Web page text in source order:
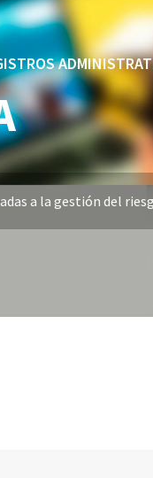
a la gestión del